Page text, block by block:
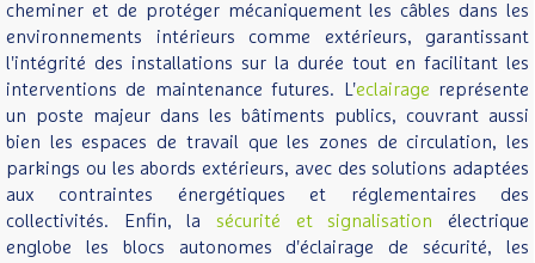
cheminer et de protéger mécaniquement les câbles dans les
environnements intérieurs comme extérieurs, garantissant
l'intégrité des installations sur la durée tout en facilitant les
interventions de maintenance futures. L'eclairage représente
un poste majeur dans les bâtiments publics, couvrant aussi
bien les espaces de travail que les zones de circulation, les
parkings ou les abords extérieurs, avec des solutions adaptées
aux contraintes énergétiques et réglementaires des
collectivités. Enfin, la sécurité et signalisation électrique
englobe les blocs autonomes d'éclairage de sécurité, les